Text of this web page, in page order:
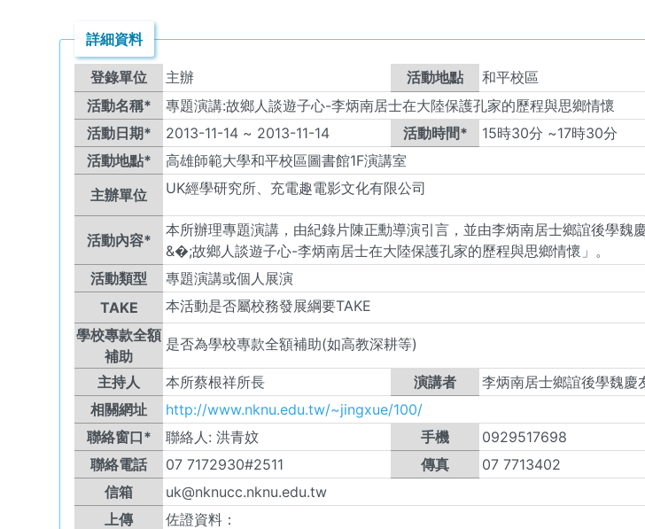
詳細資料
登錄單位 主辦 活動地點
和平校區
活動名稱*
專題演講:故鄉人談遊子心-李炳南居士在大陸保護孔家的歷程與思鄉情懷
活動日期*
2013-11-14 ~ 2013-11-14 活動時間* 15時30 分 ~17時30分
活動地點*
高雄師範大學和平校區圖書館1F演講室
主辦單位
UK經學研究所、充電趣電影文化有限公司
活動內容*
本所辦理專題演講，由紀錄片陳正勳導演引言，並由李炳南居士鄉誼後學魏
&�;故鄉人談遊子心-李炳南居士在大陸保護孔家的歷程與思鄉情懷」。
活動類型
專題演講或個人展演
TAKE
本活動是否屬校務發展綱要TAKE
學校專款全額
補助
是否為學校專款全額補助(如高教深耕等)
主持人 本所蔡根祥所長 演講者
李炳南居士鄉誼後學魏慶
相關網址
http://www.nknu.edu.tw/~jingxue/100/
聯絡窗口*
聯絡人:洪青妏 手機
0929517698
聯絡電話
07 7172930#2511 傳真
07 7713402
信箱
uk@nknucc.nknu.edu.tw
上傳
佐證資料：